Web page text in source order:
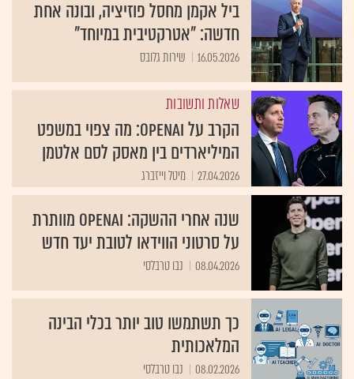
ביל אקמן מחסל פוזיציה, ובונה אחת
חדשה: "אטרקטיבית במיוחד"
16.05.2026 שירות גלובס
שאלות ותשובות
הקרב על OpenAI: מה צפוי במשפט
המיליארדים בין מאסק לסם אלטמן
27.04.2026 מיטל וייזברג
שנה אחרי ההשקה: OpenAI מוותרת
על סרטוני הווידאו לטובת יעד חדש
08.04.2026 נבו טרבלסי
כך תשתמשו טוב יותר בכלי הבינה
המלאכותית
08.02.2026 נבו טרבלסי